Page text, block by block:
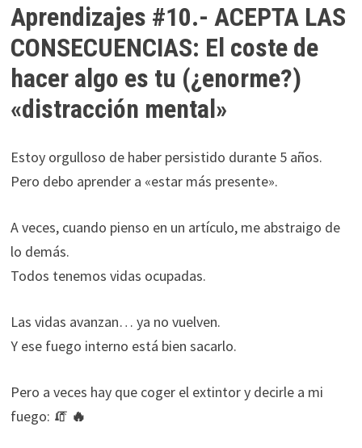
Aprendizajes #10.- ACEPTA LAS
CONSECUENCIAS: El coste de
hacer algo es tu (¿enorme?)
«distracción mental»
Estoy orgulloso de haber persistido durante 5 años.
Pero debo aprender a «estar más presente».
A veces, cuando pienso en un artículo, me abstraigo de
lo demás.
Todos tenemos vidas ocupadas.
Las vidas avanzan… ya no vuelven.
Y ese fuego interno está bien sacarlo.
Pero a veces hay que coger el extintor y decirle a mi
fuego: 🧯 🔥